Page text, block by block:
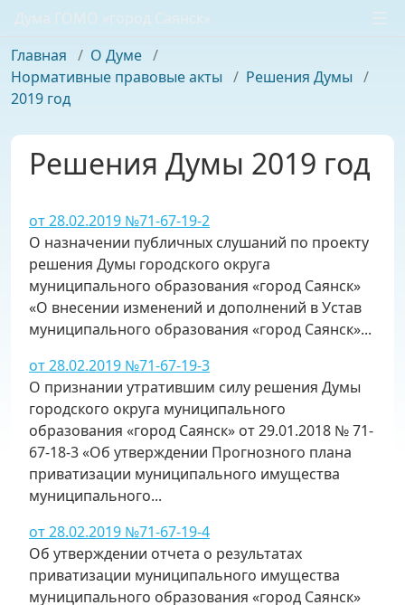
Дума ГОМО «город Саянск»
Главная / О Думе /
Нормативные правовые акты / Решения Думы /
2019 год
Решения Думы 2019 год
от 28.02.2019 №71-67-19-2
О назначении публичных слушаний по проекту
решения Думы городского округа
муниципального образования «город Саянск»
«О внесении изменений и дополнений в Устав
муниципального образования «город Саянск»...
от 28.02.2019 №71-67-19-3
О признании утратившим силу решения Думы
городского округа муниципального
образования «город Саянск» от 29.01.2018 № 71-
67-18-3 «Об утверждении Прогнозного плана
приватизации муниципального имущества
муниципального...
от 28.02.2019 №71-67-19-4
Об утверждении отчета о результатах
приватизации муниципального имущества
муниципального образования «город Саянск»